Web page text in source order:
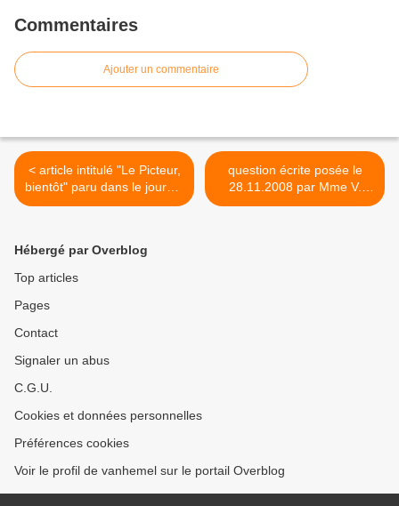
Commentaires
Ajouter un commentaire
< article intitulé "Le Picteur,
bientôt" paru dans le journal
"La Dernière Heure"
question écrite posée le
28.11.2008 par Mme V.
CORNET, députée wallonne
Hébergé par Overblog
Top articles
Pages
Contact
Signaler un abus
C.G.U.
Cookies et données personnelles
Préférences cookies
Voir le profil de vanhemel sur le portail Overblog